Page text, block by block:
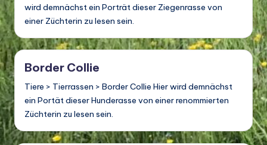
wird demnächst ein Porträt dieser Ziegenrasse von
einer Züchterin zu lesen sein.
Border Collie
Tiere > Tierrassen > Border Collie Hier wird demnächst
ein Portät dieser Hunderasse von einer renommierten
Züchterin zu lesen sein.